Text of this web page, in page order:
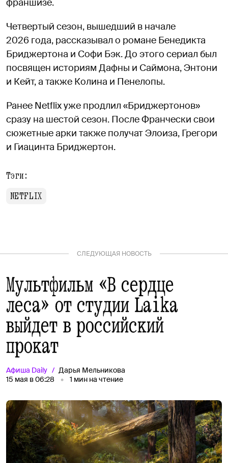
франшизе.
Четвертый сезон, вышедший в начале
2026 года, рассказывал о романе Бенедикта
Бриджертона и Софи Бэк. До этого сериал был
посвящен историям Дафны и Саймона, Энтони
и Кейт, а также Колина и Пенелопы.
Ранее Netflix уже продлил «Бриджертонов»
сразу на шестой сезон. После Франчески свои
сюжетные арки также получат Элоиза, Грегори
и Гиацинта Бриджертон.
Тэги:
NETFLIX
СЛЕДУЮЩАЯ НОВОСТЬ
Мультфильм «В сердце
леса» от студии Laika
выйдет в российский
прокат
Афиша Daily
Дарья Мельникова
15 мая в 06:28
1 мин на чтение